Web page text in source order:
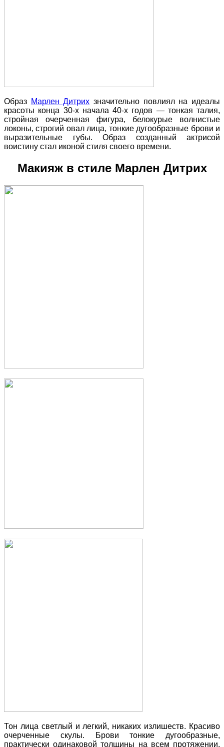
Образ Марлен Дитрих значительно повлиял на идеалы
красоты конца 30-х начала 40-х годов — тонкая талия,
стройная очерченная фигура, белокурые волнистые
локоны, строгий овал лица, тонкие дугообразные брови и
выразительные губы. Образ созданный актрисой
воистину стал иконой стиля своего времени.
Макияж в стиле Марлен Дитрих
Тон лица светлый и легкий, никаких излишеств. Красиво
очерченные скулы. Брови тонкие дугообразные,
практически одинаковой толщины на всем протяжении.